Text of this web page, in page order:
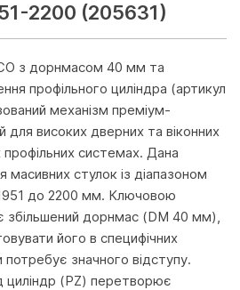
2200 (205631)
з дорнмасом 40 мм та
профільного циліндра (артикул
механізм преміум-
високих дверних та віконних
системах. Дана
стулок із діапазоном
до 2200 мм. Ключовою
збільшений дорнмас (DM 40 мм),
його в специфічних
потребує значного відступу.
циліндр (PZ) перетворює